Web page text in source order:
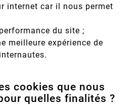
internet car il nous permet
du site ;
meilleure expérience de
cookies que nous
quelles finalités ?